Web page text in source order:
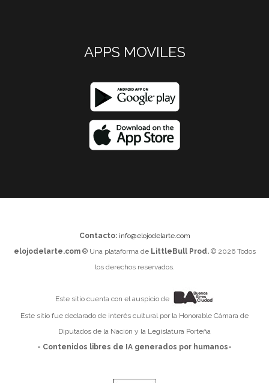
APPS MOVILES
Contacto: info@elojodelarte.com
elojodelarte.com® Una plataforma de LittleBull Prod.© 2026 Todos
los derechos reservados.
Este sitio cuenta con el auspicio de
Este sitio fue declarado de interés cultural por la Honorable Cámara de
Diputados de la Nación y la Legislatura Porteña
- Contenidos libres de IA generados por humanos-